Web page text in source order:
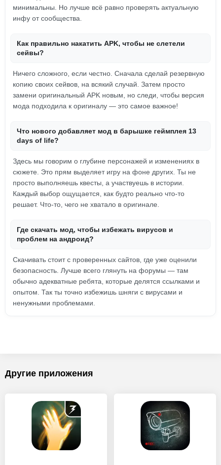
минимальны. Но лучше всё равно проверять актуальную
инфу от сообщества.
Как правильно накатить APK, чтобы не слетели
сейвы?
Ничего сложного, если честно. Сначала сделай резервную
копию своих сейвов, на всякий случай. Затем просто
замени оригинальный APK новым, но следи, чтобы версия
мода подходила к оригиналу — это самое важное!
Что нового добавляет мод в барышке геймплея 13
days of life?
Здесь мы говорим о глубине персонажей и изменениях в
сюжете. Это прям выделяет игру на фоне других. Ты не
просто выполняешь квесты, а участвуешь в истории.
Каждый выбор ощущается, как будто реально что-то
решает. Что-то, чего не хватало в оригинале.
Где скачать мод, чтобы избежать вирусов и
проблем на андроид?
Скачивать стоит с проверенных сайтов, где уже оценили
безопасность. Лучше всего глянуть на форумы — там
обычно адекватные ребята, которые делятся ссылками и
опытом. Так ты точно избежишь шняги с вирусами и
ненужными проблемами.
Другие приложения